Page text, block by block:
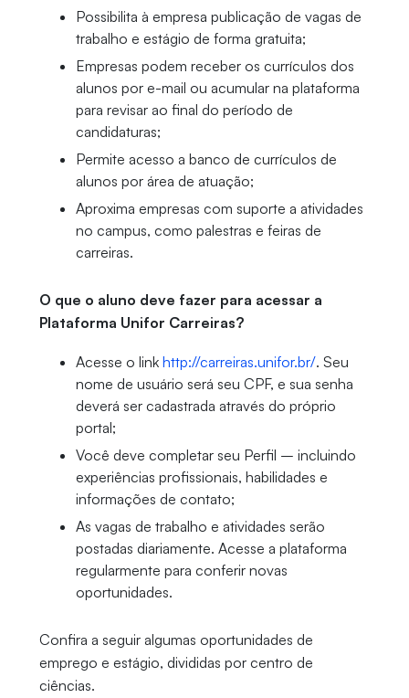
Possibilita à empresa publicação de vagas de
trabalho e estágio de forma gratuita;
Empresas podem receber os currículos dos
alunos por e-mail ou acumular na plataforma
para revisar ao final do período de
candidaturas;
Permite acesso a banco de currículos de
alunos por área de atuação;
Aproxima empresas com suporte a atividades
no campus, como palestras e feiras de
carreiras.
O que o aluno deve fazer para acessar a
Plataforma Unifor Carreiras?
Acesse o link http://carreiras.unifor.br/. Seu
nome de usuário será seu CPF, e sua senha
deverá ser cadastrada através do próprio
portal;
Você deve completar seu Perfil – incluindo
experiências profissionais, habilidades e
informações de contato;
As vagas de trabalho e atividades serão
postadas diariamente. Acesse a plataforma
regularmente para conferir novas
oportunidades.
Confira a seguir algumas oportunidades de
emprego e estágio, divididas por centro de
ciências.